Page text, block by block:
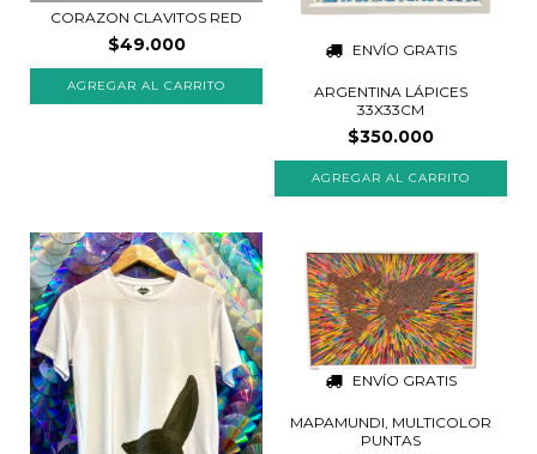
CORAZON CLAVITOS RED
$49.000
AGREGAR AL CARRITO
ENVÍO GRATIS
ARGENTINA LÁPICES
33X33CM
$350.000
ENVÍO GRATIS
MAPAMUNDI, MULTICOLOR
PUNTAS